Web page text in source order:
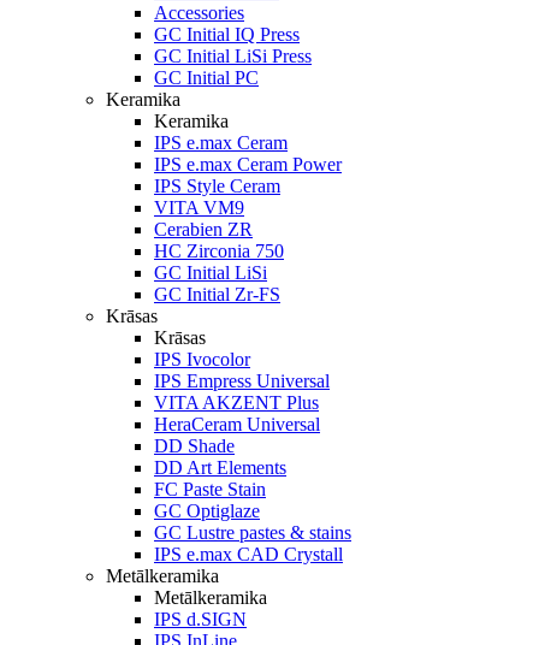
Accessories
GC Initial IQ Press
GC Initial LiSi Press
GC Initial PC
Keramika
Keramika
IPS e.max Ceram
IPS e.max Ceram Power
IPS Style Ceram
VITA VM9
Cerabien ZR
HC Zirconia 750
GC Initial LiSi
GC Initial Zr-FS
Krāsas
Krāsas
IPS Ivocolor
IPS Empress Universal
VITA AKZENT Plus
HeraCeram Universal
DD Shade
DD Art Elements
FC Paste Stain
GC Optiglaze
GC Lustre pastes & stains
IPS e.max CAD Crystall
Metālkeramika
Metālkeramika
IPS d.SIGN
IPS InLine